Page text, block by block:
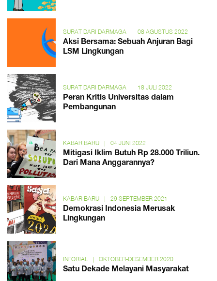
SURAT DARI DARMAGA | 08 AGUSTUS 2022
Aksi Bersama: Sebuah Anjuran Bagi
LSM Lingkungan
SURAT DARI DARMAGA | 18 JULI 2022
Peran Kritis Universitas dalam
Pembangunan
KABAR BARU | 04 JUNI 2022
Mitigasi Iklim Butuh Rp 28.000 Triliun.
Dari Mana Anggarannya?
KABAR BARU | 29 SEPTEMBER 2021
Demokrasi Indonesia Merusak
Lingkungan
INFORIAL | OKTOBER-DESEMBER 2020
Satu Dekade Melayani Masyarakat